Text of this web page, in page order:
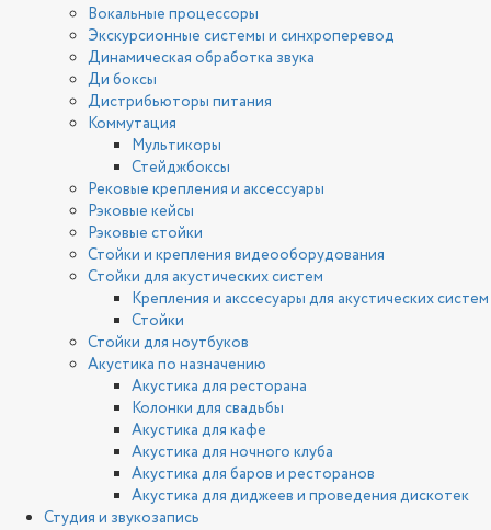
Вокальные процессоры
Экскурсионные системы и синхроперевод
Динамическая обработка звука
Ди боксы
Дистрибьюторы питания
Коммутация
Мультикоры
Стейджбоксы
Рековые крепления и аксессуары
Рэковые кейсы
Рэковые стойки
Стойки и крепления видеооборудования
Стойки для акустических систем
Крепления и акссесуары для акустических систем
Стойки
Стойки для ноутбуков
Акустика по назначению
Акустика для ресторана
Колонки для свадьбы
Акустика для кафе
Акустика для ночного клуба
Акустика для баров и ресторанов
Акустика для диджеев и проведения дискотек
Студия и звукозапись